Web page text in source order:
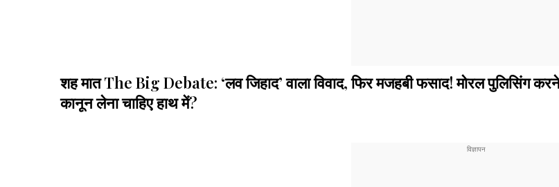
शह मात The Big Debate: ‘लव जिहाद’ वाला विवाद, फिर मजहबी फसाद! मोरल पुलिसिंग
कानून लेना चाहिए हाथ में?